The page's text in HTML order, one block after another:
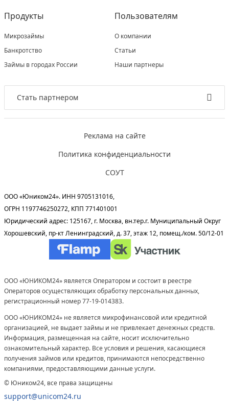
Продукты
Микрозаймы
Банкротство
Займы в городах России
Пользователям
О компании
Статьи
Наши партнеры
Стать партнером
Реклама на сайте
Политика конфиденциальности
СОУТ
ООО «Юником24». ИНН 9705131016,
ОГРН 1197746250272, КПП 771401001
Юридический адрес: 125167, г. Москва, вн.тер.г. Муниципальный Округ
Хорошевский, пр-кт Ленинградский, д. 37, этаж 12, помещ./ком. 50/12-01
ООО «ЮНИКОМ24» является Оператором и состоит в реестре
Операторов осуществляющих обработку персональных данных,
регистрационный номер 77-19-014383.
ООО «ЮНИКОМ24» не является микрофинансовой или кредитной
организацией, не выдает займы и не привлекает денежных средств.
Информация, размещенная на сайте, носит исключительно
ознакомительный характер. Все условия и решения, касающиеся
получения займов или кредитов, принимаются непосредственно
компаниями, предоставляющими данные услуги.
© Юником24, все права защищены
support@unicom24.ru